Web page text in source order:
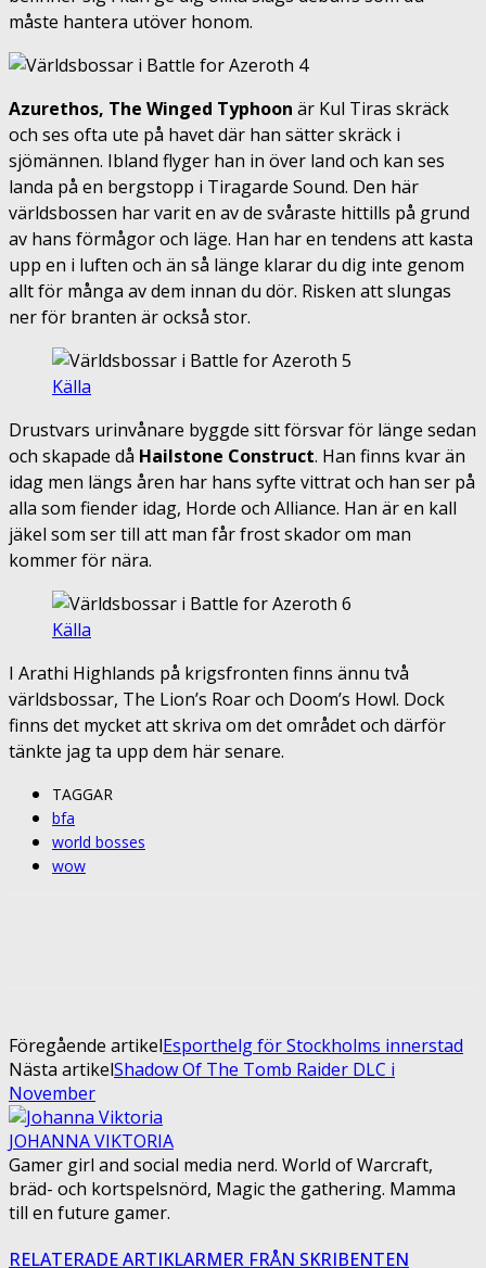
måste hantera utöver honom.
Azurethos, The Winged Typhoon är Kul Tiras skräck
och ses ofta ute på havet där han sätter skräck i
sjömännen. Ibland flyger han in över land och kan ses
landa på en bergstopp i Tiragarde Sound. Den här
världsbossen har varit en av de svåraste hittills på grund
av hans förmågor och läge. Han har en tendens att kasta
upp en i luften och än så länge klarar du dig inte genom
allt för många av dem innan du dör. Risken att slungas
ner för branten är också stor.
Källa
Drustvars urinvånare byggde sitt försvar för länge sedan
och skapade då Hailstone Construct. Han finns kvar än
idag men längs åren har hans syfte vittrat och han ser på
alla som fiender idag, Horde och Alliance. Han är en kall
jäkel som ser till att man får frost skador om man
kommer för nära.
Källa
I Arathi Highlands på krigsfronten finns ännu två
världsbossar, The Lion’s Roar och Doom’s Howl. Dock
finns det mycket att skriva om det området och därför
tänkte jag ta upp dem här senare.
TAGGAR
bfa
world bosses
wow
Föregående artikelEsporthelg för Stockholms innerstad
Nästa artikelShadow Of The Tomb Raider DLC i
November
JOHANNA VIKTORIA
Gamer girl and social media nerd. World of Warcraft,
bräd- och kortspelsnörd, Magic the gathering. Mamma
till en future gamer.
RELATERADE ARTIKLARMER FRÅN SKRIBENTEN